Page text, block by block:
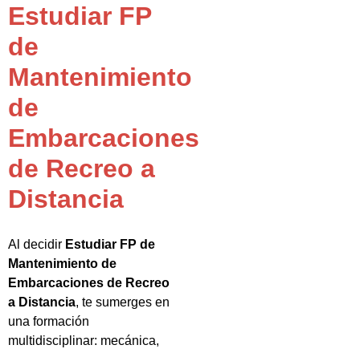
Estudiar FP
de
Mantenimiento
de
Embarcaciones
de Recreo a
Distancia
Al decidir Estudiar FP de
Mantenimiento de
Embarcaciones de Recreo
a Distancia, te sumerges en
una formación
multidisciplinar: mecánica,